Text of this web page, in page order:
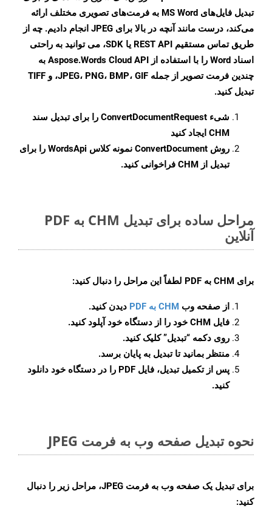
تبدیل فایل‌های MS Word به فرمت‌های تصویری مختلف ارائه
می‌کند، درست مانند آنچه در بالا برای JPEG انجام دادیم. چه از
طریق تماس مستقیم REST API یا SDK، می توانید به راحتی
اسناد Word را با استفاده از Aspose.Words Cloud API به
چندین فرمت تصویر از جمله JPEG، PNG، BMP، GIF، و TIFF
تبدیل کنید.
شیء ConvertDocumentRequest را برای تبدیل سند
CHM ایجاد کنید
روش ConvertDocument
نمونه کلاس WordsApi را برای
تبدیل از CHM فراخوانی کنید.
مراحل ساده برای تبدیل CHM به PDF
آنلاین
برای CHM به PDF لطفاً این مراحل را دنبال کنید:
از صفحه وب CHM به PDF
دیدن کنید.
فایل CHM خود را از دستگاه خود آپلود کنید.
روی دکمه “تبدیل”کلیک کنید.
منتظر بمانید تا تبدیل به پایان برسد.
پس از تکمیل تبدیل، فایل PDF را در دستگاه خود دانلود
کنید.
نحوه تبدیل صفحه وب به فرمت JPEG
برای تبدیل یک صفحه وب به فرمت JPEG، مراحل زیر را دنبال
کنید: